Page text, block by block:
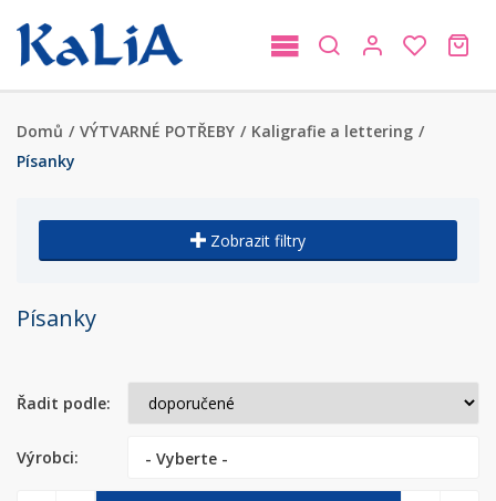
Domů / VÝTVARNÉ POTŘEBY / Kaligrafie a lettering /
Písanky
Písanky
Řadit podle:
Výrobci: - Vyberte -
Zobrazit filtry